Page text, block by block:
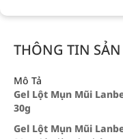
THÔNG TIN
Mô Tả
Gel Lột Mụn Mũi
30g
Gel Lột Mụn Mũi